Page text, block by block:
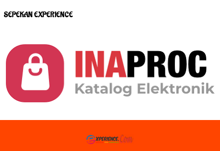
SEPEKAN EXPERIENCE